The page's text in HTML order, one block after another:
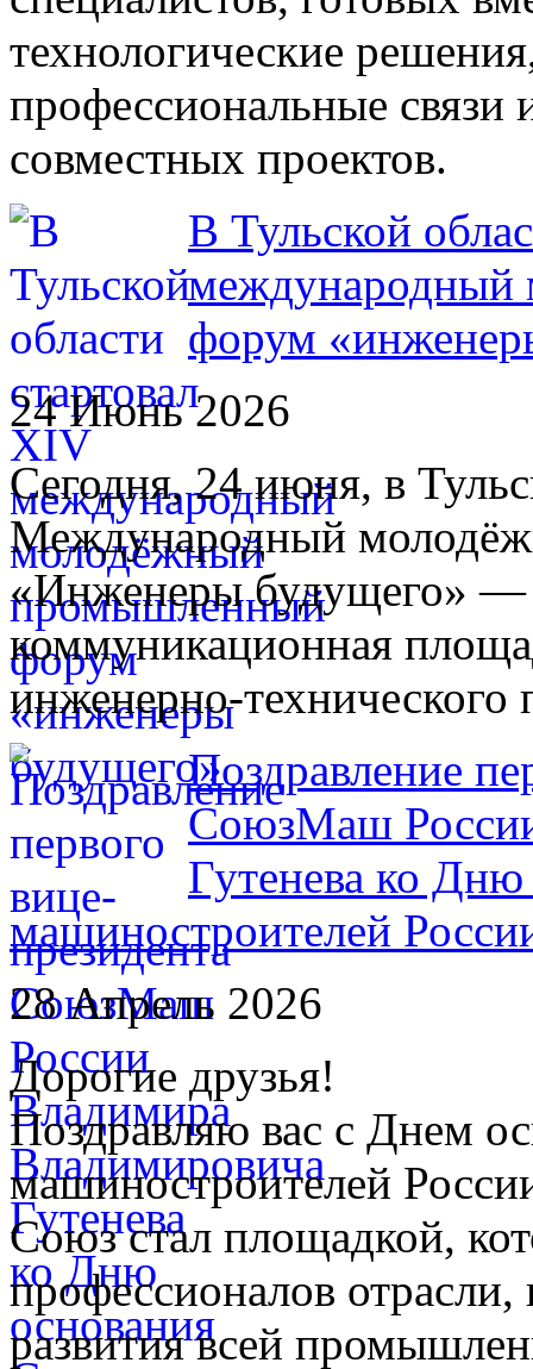
технологические
профессиональные связи
совместных проектов.
В Тульской
форум
24 Июнь 2026
Сегодня, 24 июня, в
Международный
«Инженеры будущего» —
коммуникационная
инженерно-технического
Поздравление
СоюзМаш
Гутенева ко
машиностроителей
28 Апрель 2026
Дорогие друзья!
Поздравляю вас с Днем
машиностроителей
Союз стал площадкой,
профессионалов
развития всей